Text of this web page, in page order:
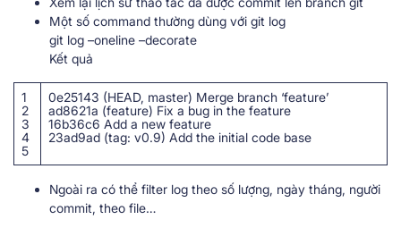
Một số command thường dùng với git log
git log –oneline –decorate
Kết quả
1
2
3
4
5
0e25143 (HEAD, master) Merge branch ‘feature’
ad8621a (feature) Fix a bug in the feature
16b36c6 Add a new feature
23ad9ad (tag: v0.9) Add the initial code base
Ngoài ra có thể filter log theo số lượng, ngày tháng, người
commit, theo file…